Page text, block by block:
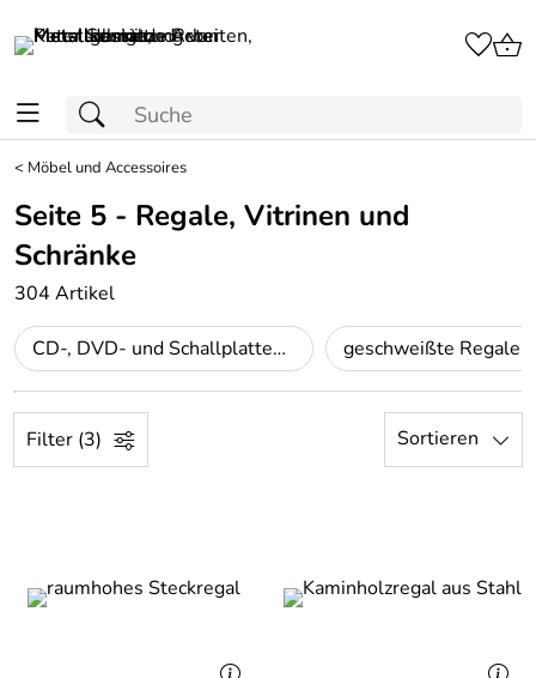
< Möbel und Accessoires
Seite 5 - Regale, Vitrinen und
Schränke
304 Artikel
CD-, DVD- und Schallplatten Regale
Filter (3) Sortieren